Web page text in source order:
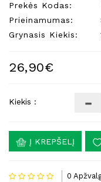
Higienos
Priemonės
Kūdikiams
Reikalai
Prekės Kodas:
Prieinamumas:
Grynasis Kiekis:
26,90€
Kiekis :
Į KREPŠELĮ
0